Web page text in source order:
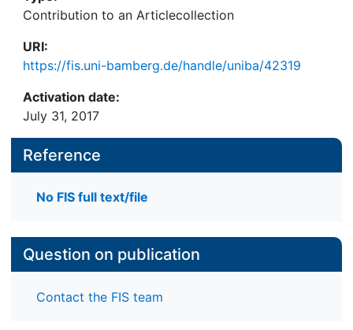
Contribution to an Articlecollection
URI:
https://fis.uni-bamberg.de/handle/uniba/42319
Activation date:
July 31, 2017
Reference
No FIS full text/file
Question on publication
Contact the FIS team